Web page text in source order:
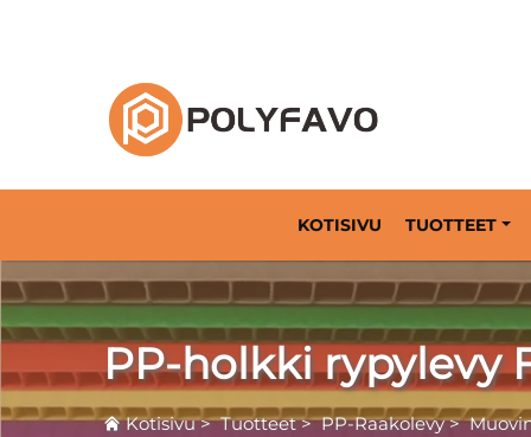
KOTISIVU TUOTTEET
PP-holkki rypylevy
Kotisivu>Tuotteet>PP-Raakolevy>